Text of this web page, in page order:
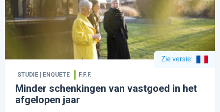
Zie versie:
STUDIE | ENQUETE F.F.F.
Minder schenkingen van vastgoed in het
afgelopen jaar